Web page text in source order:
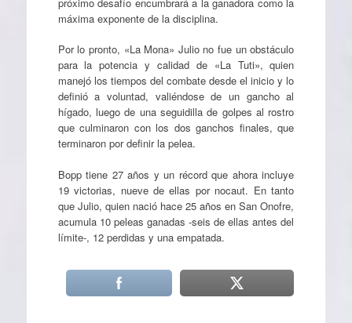
máxima exponente de la disciplina.
Por lo pronto, «La Mona» Julio no fue un obstáculo
para la potencia y calidad de «La Tuti», quien
manejó los tiempos del combate desde el inicio y lo
definió a voluntad, valiéndose de un gancho al
hígado, luego de una seguidilla de golpes al rostro
que culminaron con los dos ganchos finales, que
terminaron por definir la pelea.
Bopp tiene 27 años y un récord que ahora incluye
19 victorias, nueve de ellas por nocaut. En tanto
que Julio, quien nació hace 25 años en San Onofre,
acumula 10 peleas ganadas -seis de ellas antes del
límite-, 12 perdidas y una empatada.